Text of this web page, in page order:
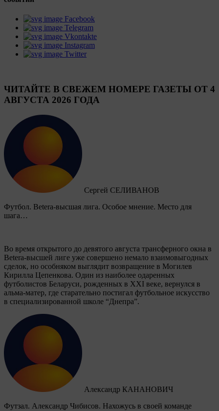
Facebook
Telegram
Vkontakte
Instagram
Twitter
ЧИТАЙТЕ В СВЕЖЕМ НОМЕРЕ ГАЗЕТЫ ОТ 4
АВГУСТА 2026 ГОДА
Сергей СЕЛИВАНОВ
Футбол. Betera-высшая лига. Особое мнение. Место для
шага…
Во время открытого до девятого августа трансферного окна в
Betera-высшей лиге уже совершено немало взаимовыгодных
сделок, но особняком выглядит возвращение в Могилев
Кирилла Цепенкова. Один из наиболее одаренных
футболистов Беларуси, рожденных в XXI веке, вернулся в
альма-матер, где старательно постигал футбольное искусство
в специализированной школе “Днепра”.
Александр КАНАНОВИЧ
Футзал. Александр Чибисов. Нахожусь в своей команде